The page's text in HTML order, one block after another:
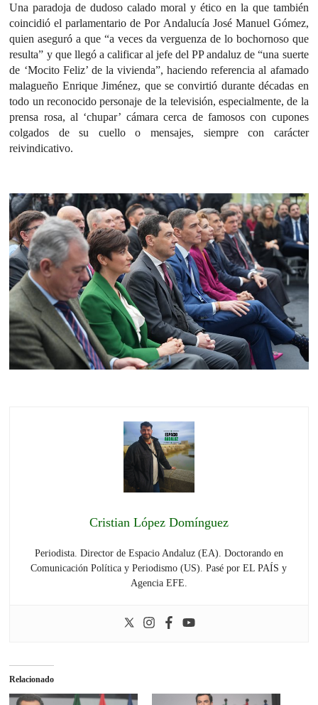
Una paradoja de dudoso calado moral y ético en la que también
coincidió el parlamentario de Por Andalucía José Manuel Gómez,
quien aseguró a que “a veces da verguenza de lo bochornoso que
resulta” y que llegó a calificar al jefe del PP andaluz de “una suerte
de ‘Mocito Feliz’ de la vivienda”, haciendo referencia al afamado
malagueño Enrique Jiménez, que se convirtió durante décadas en
todo un reconocido personaje de la televisión, especialmente, de la
prensa rosa, al ‘chupar’ cámara cerca de famosos con cupones
colgados de su cuello o mensajes, siempre con carácter
reivindicativo.
Cristian López Domínguez
Periodista. Director de Espacio Andaluz (EA). Doctorando en
Comunicación Política y Periodismo (US). Pasé por EL PAÍS y
Agencia EFE.
Relacionado